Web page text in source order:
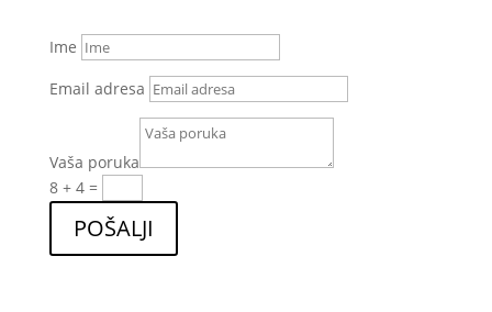
Ime
Email adresa
Vaša poruka
8 + 4=
POŠALJI